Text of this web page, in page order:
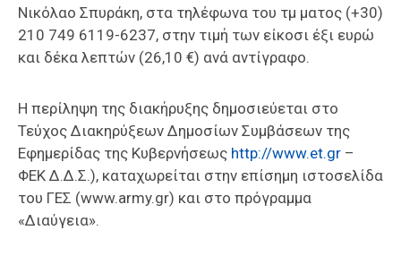
Νικόλαο Σπυράκη, στα τηλέφωνα του τμ ματος (+30)
210 749 6119-6237, στην τιμή των είκοσι έξι ευρώ
και δέκα λεπτών (26,10 €) ανά αντίγραφο.
Η περίληψη της διακήρυξης δημοσιεύεται στο
Τεύχος Διακηρύξεων Δημοσίων Συμβάσεων της
Εφημερίδας της Κυβερνήσεως http://www.et.gr –
ΦΕΚ Δ.Δ.Σ.), καταχωρείται στην επίσημη ιστοσελίδα
του ΓΕΣ (www.army.gr) και στο πρόγραμμα
«Διαύγεια».